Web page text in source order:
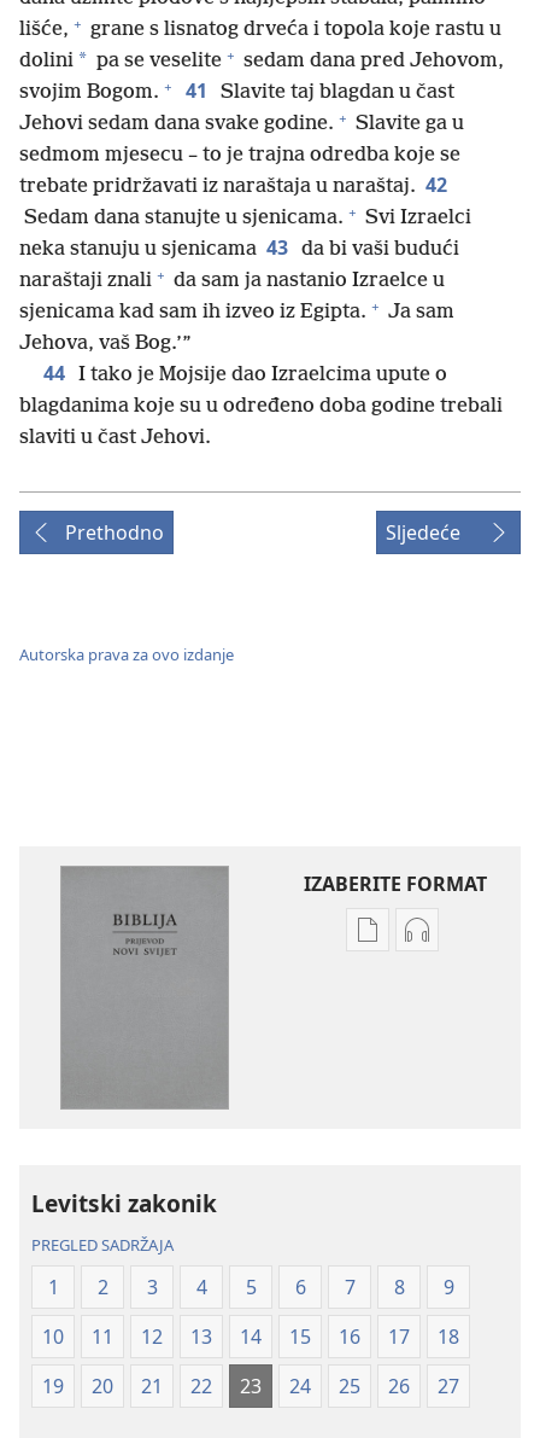
lišće, + grane s lisnatog drveća i topola koje rastu u
dolini * pa se veselite + sedam dana pred Jehovom,
svojim Bogom. + 41
Slavite taj blagdan u čast
Jehovi sedam dana svake godine. + Slavite ga u
sedmom mjesecu – to je trajna odredba koje se
trebate pridržavati iz naraštaja u naraštaj. 42
Sedam dana stanujte u sjenicama. + Svi Izraelci
neka stanuju u sjenicama 43 da bi vaši budući
naraštaji znali + da sam ja nastanio Izraelce u
sjenicama kad sam ih izveo iz Egipta. + Ja sam
Jehova, vaš Bog.’”
44 I tako je Mojsije dao Izraelcima upute o
blagdanima koje su u određeno doba godine trebali
slaviti u čast Jehovi.
Prethodno Sljedeće
Autorska prava za ovo izdanje
IZABERITE FORMAT
PostavkePostavke
Levitski zakonik
PREGLED SADRŽAJA
1 2 3 4 5 6 7 8
9
10
11 12 13 14 15 16 17
18
19
20 21 22 23 24 25 26 27